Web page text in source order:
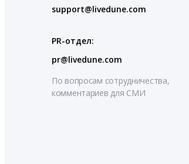
support@livedune.com
PR-отдел:
pr@livedune.com
По вопросам сотрудничества,
комментариев для СМИ